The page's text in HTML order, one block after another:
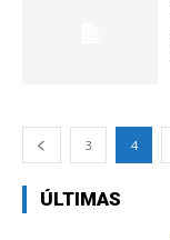
3 4
ÚLTIMAS